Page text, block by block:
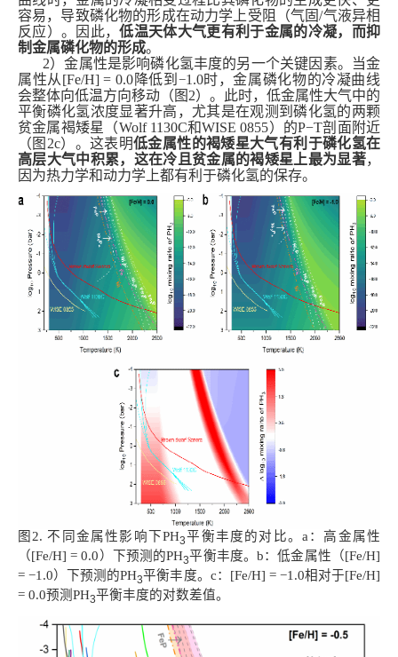
容易，导致磷化物的形成在动力学 上 受阻 （气固/气液异相
反应）。 因此，低温天体大气更有利于金属的冷凝，而抑
制金属磷化物的形成。
2）金属性是影响磷化氢丰度的另一个关键因素。 当金
属性从[Fe/H] = 0.0降低到 −1.0时，金属磷化物的冷凝曲线
会整体向低温方向移动 （图 2） 。 此时， 低金属性大气中的
平衡磷化氢浓度显著升高，尤其是在观测到磷化氢的两颗
贫金属褐矮星
（Wolf 1130C和WISE 0855） 的P−T剖面附近
（图2c）。这表明低金属性的褐矮星大气有利于磷化氢在
高层大气中积累，这在冷且贫金属的褐矮星上最为显著，
因为热力学和动力学 上都有利于磷化氢的保存。
图2. 不同金属性影响下PH3平衡丰度的对比。a：高金属性
（[Fe/H] = 0.0）下预测的PH3平衡丰度。b：低金属性（[Fe/H]
= −1.0）下预测的PH3平衡丰度。c：[Fe/H] = −1.0相对于[Fe/H]
= 0.0预测PH3平衡丰度的对数差值。